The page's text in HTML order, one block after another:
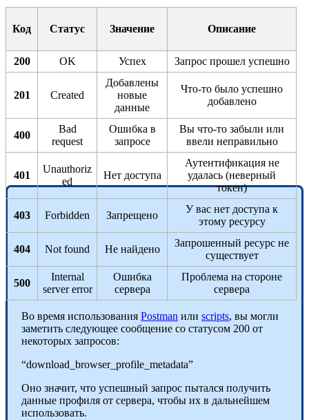
Код Статус Значение Описание
200 OK Успех Запрос прошел успешно
201 Created
Добавлены
новые
данные
Что-то было успешно
добавлено
400
Bad
request
Ошибка в
запросе
Вы что-то забыли или
ввели неправильно
401
Unauthoriz
ed
Нет доступа
Аутентификация не
удалась (неверный
токен)
403 Forbidden Запрещено
У вас нет доступа к
этому ресурсу
404 Not found Не найдено
Запрошенный ресурс не
существует
500
Internal
server error
Ошибка
сервера
Проблема на стороне
сервера
Во время использования Postman или scripts, вы могли
заметить следующее сообщение со статусом 200 от
некоторых запросов:
“download_browser_profile_metadata”
Оно значит, что успешный запрос пытался получить
данные профиля от сервера, чтобы их в дальнейшем
использовать.